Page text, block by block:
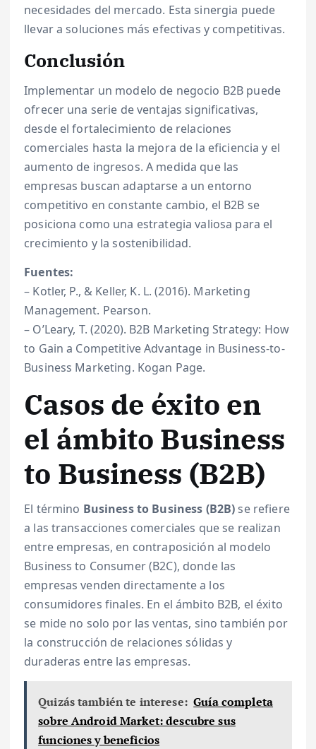
necesidades del mercado. Esta sinergia puede
llevar a soluciones más efectivas y competitivas.
Conclusión
Implementar un modelo de negocio B2B puede
ofrecer una serie de ventajas significativas,
desde el fortalecimiento de relaciones
comerciales hasta la mejora de la eficiencia y el
aumento de ingresos. A medida que las
empresas buscan adaptarse a un entorno
competitivo en constante cambio, el B2B se
posiciona como una estrategia valiosa para el
crecimiento y la sostenibilidad.
Fuentes:
– Kotler, P., & Keller, K. L. (2016). Marketing
Management. Pearson.
– O’Leary, T. (2020). B2B Marketing Strategy: How
to Gain a Competitive Advantage in Business-to-
Business Marketing. Kogan Page.
Casos de éxito en
el ámbito Business
to Business (B2B)
El término Business to Business (B2B)se refiere
a las transacciones comerciales que se realizan
entre empresas, en contraposición al modelo
Business to Consumer (B2C), donde las
empresas venden directamente a los
consumidores finales. En el ámbito B2B, el éxito
se mide no solo por las ventas, sino también por
la construcción de relaciones sólidas y
duraderas entre las empresas.
Quizás también te interese: Guía completa
sobre Android Market: descubre sus
funciones y beneficios